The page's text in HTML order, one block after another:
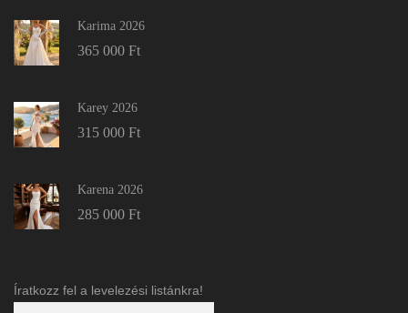
Karima 2026
365 000 Ft
Karey 2026
315 000 Ft
Karena 2026
285 000 Ft
Íratkozz fel a levelezési listánkra!